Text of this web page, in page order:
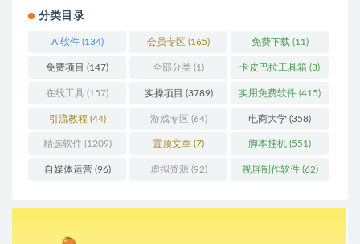
分类目录
Ai软件(134) 会员专区 (165) 免费下载 (11)
免费项目 (147) 全部分类 (1) 卡皮巴拉工具箱 (3)
在线工具 (157) 实操项目 (3789) 实用免费软件 (415)
引流教程 (44) 游戏专区 (64) 电商大学 (358)
精选软件(1209) 置顶文章 (7) 脚本挂机 (551)
自媒体运营(96) 虚拟资源 (92) 视屏制作软件(62)